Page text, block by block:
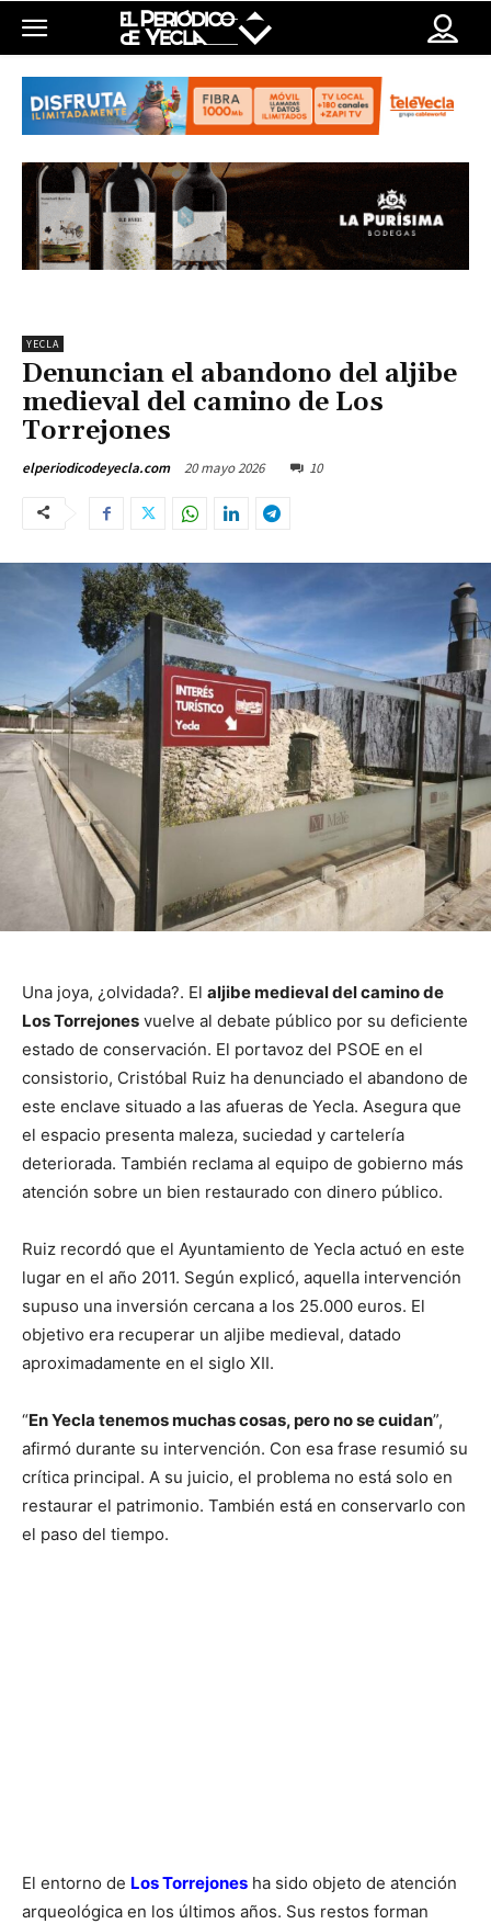
YECLA
Denuncian el abandono del aljibe
medieval del camino de Los
Torrejones
elperiodicodeyecla.com 20 mayo 2026 10
Una joya, ¿olvidada?. El aljibe medieval del camino de
Los Torrejones vuelve al debate público por su deficiente
estado de conservación. El portavoz del PSOE en el
consistorio, Cristóbal Ruiz ha denunciado el abandono de
este enclave situado a las afueras de Yecla. Asegura que
el espacio presenta maleza, suciedad y cartelería
deteriorada. También reclama al equipo de gobierno más
atención sobre un bien restaurado con dinero público.
Ruiz recordó que el Ayuntamiento de Yecla actuó en este
lugar en el año 2011. Según explicó, aquella intervención
supuso una inversión cercana a los 25.000 euros. El
objetivo era recuperar un aljibe medieval, datado
aproximadamente en el siglo XII.
“En Yecla tenemos muchas cosas, pero no se cuidan”,
afirmó durante su intervención. Con esa frase resumió su
crítica principal. A su juicio, el problema no está solo en
restaurar el patrimonio. También está en conservarlo con
el paso del tiempo.
El entorno de Los Torrejones ha sido objeto de atención
arqueológica en los últimos años. Sus restos forman